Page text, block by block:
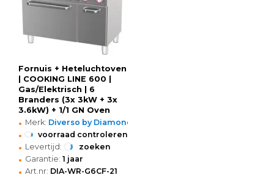
Fornuis + Heteluchtoven
| COOKING LINE 600 |
Gas/Elektrisch | 6
Branders (3x 3kW + 3x
3.6kW) + 1/1 GN Oven
(3.13kW-230V) | Neutraal
Vak |
• Merk: Diverso by Diamond
• voorraad controleren
• Levertijd: zoeken
• Garantie: 1 jaar
• Art.nr: DIA-WR-G6CF-21